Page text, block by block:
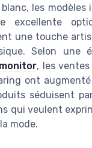
les modèles
excellente
une touche
Selon une
, les
ont
séduisent
qui veulent
mode.